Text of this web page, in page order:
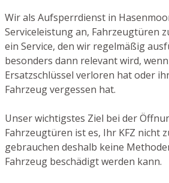
Wir als Aufsperrdienst in
Serviceleistung an, Fahrzeugtüren
ein Service, den wir regelmäßig
besonders dann relevant wird,
Ersatzschlüssel verloren hat oder
Fahrzeug vergessen hat.
Unser wichtigstes Ziel bei der
Fahrzeugtüren ist es, Ihr KFZ nicht
gebrauchen deshalb keine
Fahrzeug beschädigt werden kann.